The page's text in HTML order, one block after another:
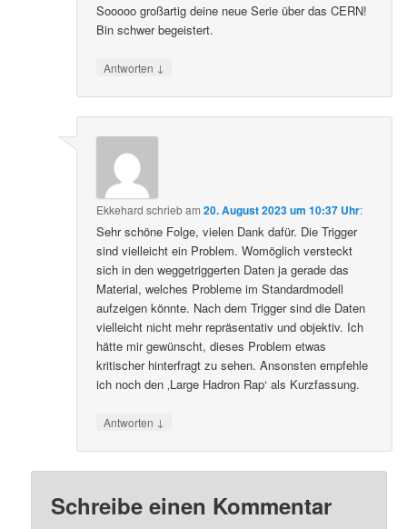
Sooooo großartig deine neue Serie über das CERN!
Bin schwer begeistert.
Antworten ↓
Ekkehard schriebam20. August 2023 um 10:37 Uhr:
Sehr schöne Folge, vielen Dank dafür. Die Trigger
sind vielleicht ein Problem. Womöglich versteckt
sich in den weggetriggerten Daten ja gerade das
Material, welches Probleme im Standardmodell
aufzeigen könnte. Nach dem Trigger sind die Daten
vielleicht nicht mehr repräsentativ und objektiv. Ich
hätte mir gewünscht, dieses Problem etwas
kritischer hinterfragt zu sehen. Ansonsten empfehle
ich noch den ‚Large Hadron Rap‘ als Kurzfassung.
Antworten ↓
Schreibe einen Kommentar